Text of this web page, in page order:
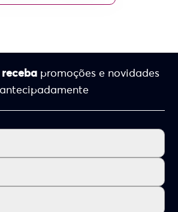
promoções e novidades
antecipadamente